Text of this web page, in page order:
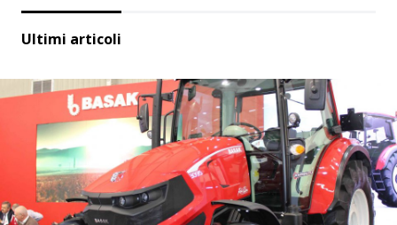
Ultimi articoli